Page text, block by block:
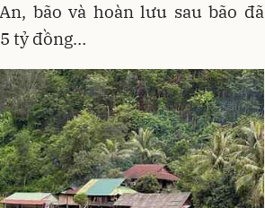
bão và hoàn lưu sau bão đã
tỷ đồng…